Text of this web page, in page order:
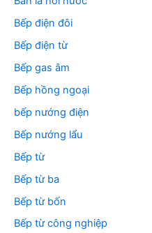
Bếp điện đôi
Bếp điện từ
Bếp gas âm
Bếp hồng ngoại
bếp nướng điện
Bếp nướng lẩu
Bếp từ
Bếp từ ba
Bếp từ bốn
Bếp từ công nghiệp